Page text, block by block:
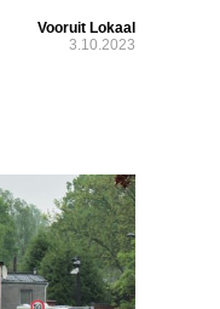
Vooruit Lokaal
3.10.2023